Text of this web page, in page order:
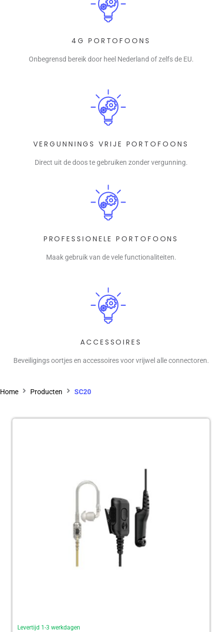
4G PORTOFOONS
Onbegrensd bereik door heel Nederland of zelfs de EU.
VERGUNNINGS VRIJE PORTOFOONS
Direct uit de doos te gebruiken zonder vergunning.
PROFESSIONELE PORTOFOONS
Maak gebruik van de vele functionaliteiten.
ACCESSOIRES
Beveiligings oortjes en accessoires voor vrijwel alle connectoren.
Home Producten SC20
Levertijd 1-3 werkdagen